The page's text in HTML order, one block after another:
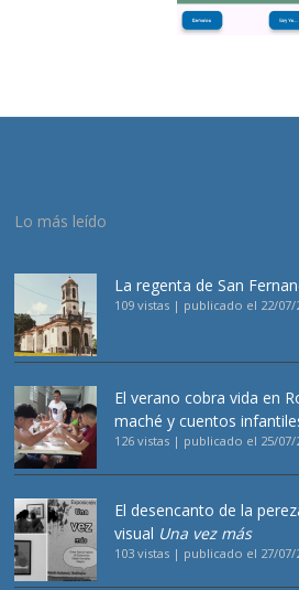
Lo más leído
La regenta de San
109 vistas | publicado el 22/07/
El verano cobra vida en
maché y cuentos
126 vistas | publicado el 25/07/
El desencanto de la
visual Una vez más
103 vistas | publicado el 27/07/